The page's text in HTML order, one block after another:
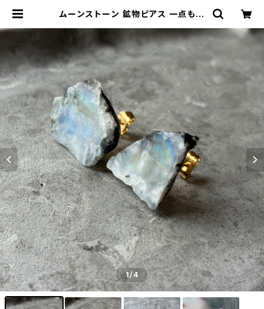
ムーンストーン 鉱物ピアス 一点もの
ンドメイド アクセサリー パワーストー
ン (No.2839) | ジオ - 鉱物・原石の
ハンドメイド天然石アクセサリー
1/4